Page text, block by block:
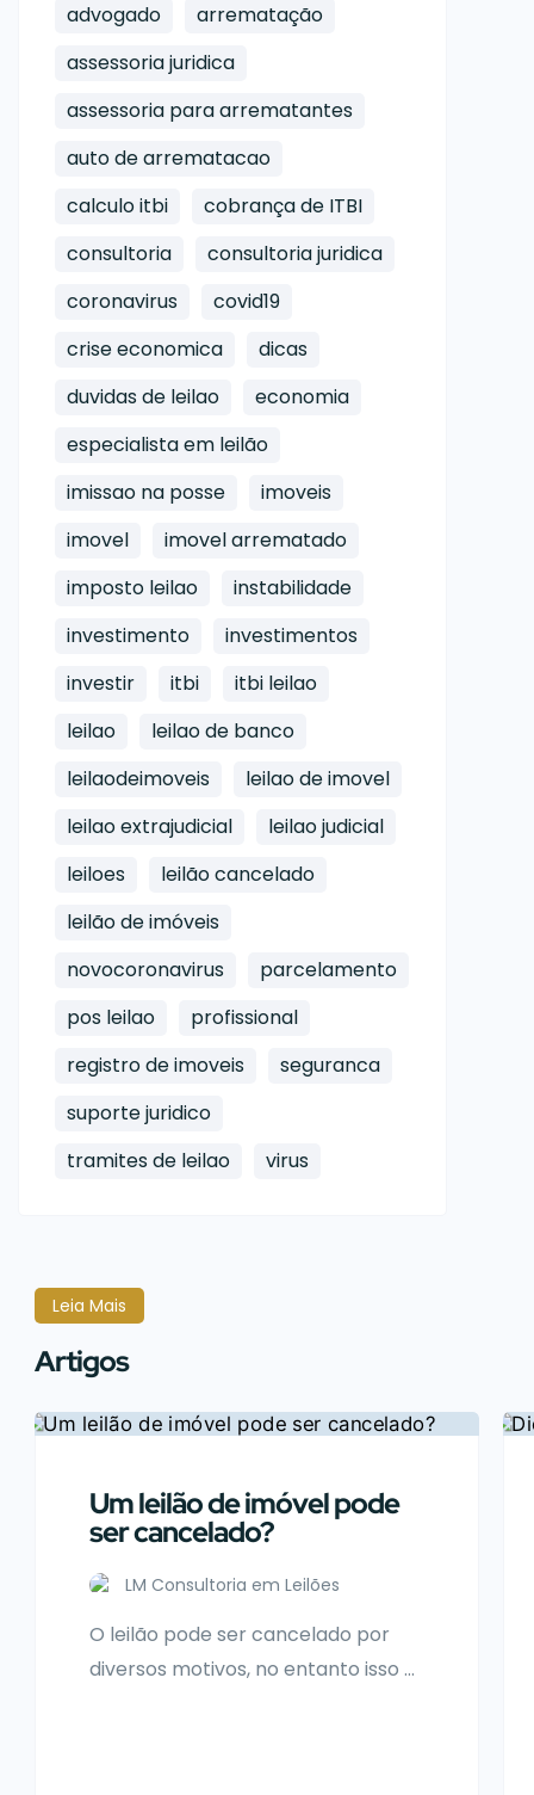
advogado
arrematação
assessoria juridica
assessoria para arrematantes
auto de arrematacao
calculo itbi
cobrança de ITBI
consultoria
consultoria juridica
coronavirus
covid19
crise economica
dicas
duvidas de leilao
economia
especialista em leilão
imissao na posse
imoveis
imovel
imovel arrematado
imposto leilao
instabilidade
investimento
investimentos
investir
itbi
itbi leilao
leilao
leilao de banco
leilaodeimoveis
leilao de imovel
leilao extrajudicial
leilao judicial
leiloes
leilão cancelado
leilão de imóveis
novocoronavirus
parcelamento
pos leilao
profissional
registro de imoveis
seguranca
suporte juridico
tramites de leilao
virus
Leia Mais
Artigos
Um leilão de imóvel pode
ser cancelado?
LM Consultoria em Leilões
O leilão pode ser cancelado por
diversos motivos, no entanto isso é